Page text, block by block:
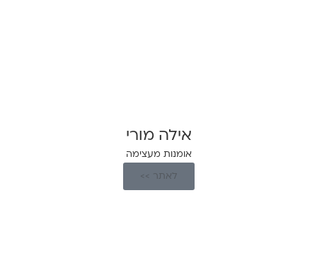
אילה מורי
אומנות מעצימה
לאתר >>